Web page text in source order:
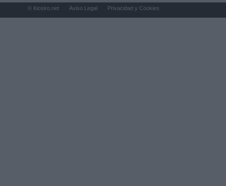
© Kiosko.net Aviso Legal Privacidad y Cookies